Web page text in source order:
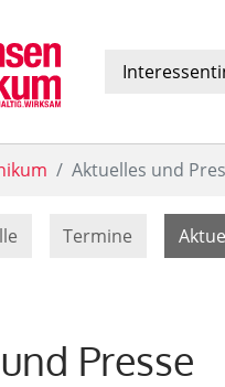
Aktuelles und
Termine
Presse